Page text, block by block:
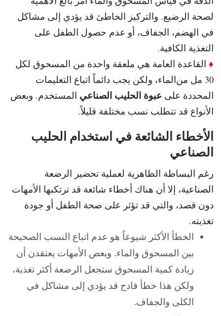
لصحة الرضيع. والتركيز الخاطئ قد يؤدي إلى مشاكل
في الهضم، الجفاف، أو عدم حصول الطفل على
التغذية الكافية.
♦ القاعدة العامة هي ملعقة واحدة من المسحوق لكل
30 مل من
الماء، ولكن يجب دائماً اتباع التعليمات
المحددة على عبوة الحليب الصناعي المستخدم. وبعض
الأنواع قد تتطلب نسب مختلفة قليلاً.
الأخطاء الشائعة في استخدام الحليب
الصناعي
رغم البساطة الظاهرية لعملية تحضير الرضعة
الصناعية، إلا أن هناك أخطاء شائعة قد ترتكبها الأمهات
دون قصد، والتي قد تؤثر على صحة الطفل أو جودة
تغذيته.
الخطأ الأكثر شيوعاً هو عدم اتباع النسب الصحيحة
بين المسحوق والماء. وبعض الأمهات يعتقدن أن
زيادة كمية المسحوق ستجعل الرضعة أكثر تغذية،
ولكن هذا خطأ فادح قد يؤدي إلى مشاكل في
الكلى والجفاف.